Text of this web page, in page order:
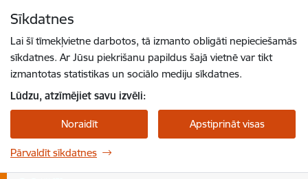
Sīkdatnes
Lai šī tīmekļvietne darbotos, tā izmanto obligāti nepieciešamās
sīkdatnes. Ar Jūsu piekrišanu papildus šajā vietnē var tikt
izmantotas statistikas un sociālo mediju sīkdatnes.
Lūdzu, atzīmējiet savu izvēli:
Noraidīt Apstiprināt visas
Pārvaldīt sīkdatnes